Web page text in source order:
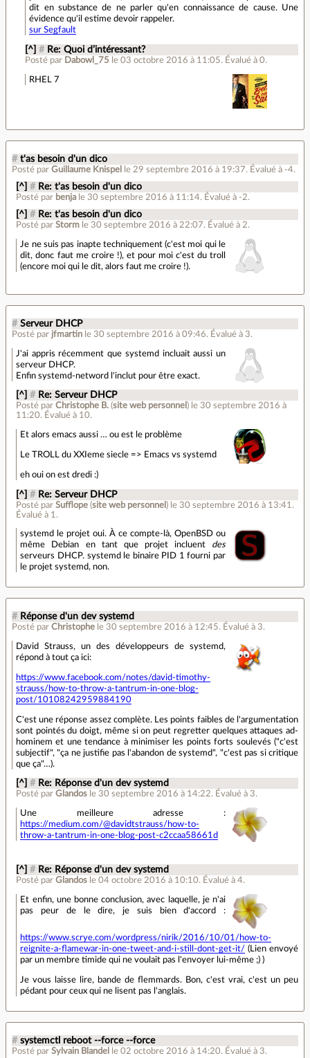
dit en substance de ne parler qu'en connaissance de cause. Une
évidence qu'il estime devoir rappeler.
sur Segfault
[^] # Re: Quoi d’intéressant?
Posté par Dabowl_75 le 03 octobre 2016 à 11:05. Évalué à0.
RHEL 7
# t'as besoin d'un dico
Posté par Guillaume Knispel le 29 septembre 2016 à 19:37. Évalué à -4.
[^] # Re: t'as besoin d'un dico
Posté par benja le 30 septembre 2016 à 11:14. Évalué à -2.
[^] # Re: t'as besoin d'un dico
Posté parStorm le 30 septembre 2016 à 22:07. Évalué à 2.
Je ne suis pas inapte techniquement (c'est moi qui le
dit, donc faut me croire !), et pour moi c'est du troll
(encore moi qui le dit, alors faut me croire !).
# Serveur DHCP
Posté par jfmartin le 30 septembre 2016 à 09:46. Évalué à 3.
J'ai appris récemment que systemd incluait aussi un
serveur DHCP.
Enfin systemd-netword l'inclut pour être exact.
[^] # Re: Serveur DHCP
Posté parChristophe B. (site web personnel ) le 30 septembre 2016 à
11:20. Évalué à 10.
Et alors emacs aussi … ou est le problème
Le TROLL du XXIeme siecle => Emacs vs systemd
eh oui on est dredi :)
[^] # Re: Serveur DHCP
Posté parSufflope (site web personnel ) le 30 septembre 2016 à 13:41 .
Évalué à 1 .
systemd le projet oui. À ce compte-là, OpenBSD ou
même Debian en tant que projet incluent des
serveurs DHCP. systemd le binaire PID 1 fourni par
le projet systemd, non.
# Réponse d'un dev systemd
Posté par Christophe le 30 septembre 2016 à 12:45. Évalué à 3.
David Strauss, un des développeurs de systemd,
répond à tout ça ici:
https://www.facebook.com/notes/david-timothy-
strauss/how-to-throw-a-tantrum-in-one-blog-
post/10108242959884190
C'est une réponse assez complète. Les points faibles de l'argumentation
sont pointés du doigt, même si on peut regretter quelques attaques ad-
hominem et une tendance à minimiser les points forts soulevés ("c'est
subjectif", "ça ne justifie pas l'abandon de systemd", "c'est pas si critique
que ça"…).
[^] # Re: Réponse d'un dev systemd
Posté parGlandos le 30 septembre 2016 à 14:22. Évalué à 3.
Une meilleure adresse :
https://medium.com/@davidtstrauss/how-to-
throw-a-tantrum-in-one-blog-post-c2ccaa58661d
[^] # Re: Réponse d'un dev systemd
Posté parGlandos le 04 octobre 2016 à 10:10. Évalué à4.
Et enfin, une bonne conclusion, avec laquelle, je n'ai
pas peur de le dire, je suis bien d'accord :
https://www.scrye.com/wordpress/nirik/2016/10/01/how-to-
reignite-a-flamewar-in-one-tweet-and-i-still-dont-get-it/ (Lien envoyé
par un membre timide qui ne voulait pas l'envoyer lui-même ;) )
Je vous laisse lire, bande de flemmards. Bon, c'est vrai, c'est un peu
pédant pour ceux qui ne lisent pas l'anglais.
# systemctl reboot --force --force
Posté par Sylvain Blandel le 02 octobre 2016 à 14:20. Évalué à 3.